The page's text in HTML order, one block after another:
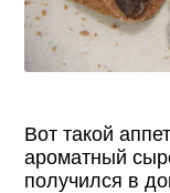
Вот такой
ароматный
получился в